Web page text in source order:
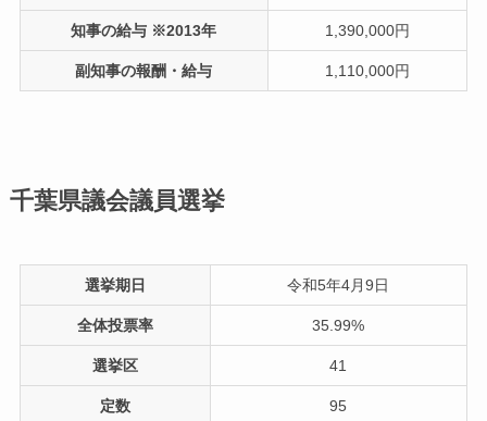
知事の給与 ※2013年 1,390,000円
副知事の報酬・給与 1,110,000円
千葉県議会議員選挙
選挙期日 令和5年4月9日
全体投票率 35.99%
選挙区 41
定数 95